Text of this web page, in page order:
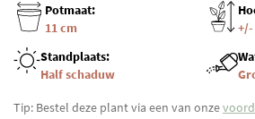
Potmaat:
11 cm
+/-
Standplaats:
Half schaduw
Tip: Bestel deze plant via een van onze